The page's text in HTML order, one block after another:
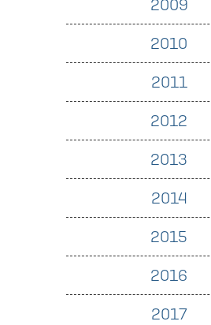
2009
2010
2011
2012
2013
2014
2015
2016
2017